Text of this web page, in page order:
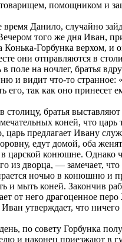
помощником и
время Данило, случайно
того же дня Иван,
Конька-Горбунка верхом, и
они отправляются в
поле на ночлег, братья
и видит что-то
его, так как оно принесет
столицу, братья
коней, что
царь предлагает Ивану
едут домой, оба
царской конюшне. Однако
из дворца, — замечает,
ночью в конюшню и
и мыть коней. Закончив
от него драгоценное
утверждает, что
по совету Горбунка
и наконец приезжают в